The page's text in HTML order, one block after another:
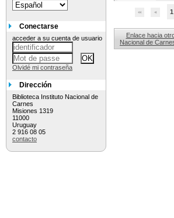
1
Enlace hacia
Nacional de
Conectarse
acceder a su cuenta de usuario
Olvidé mi contraseña
Dirección
Biblioteca Instituto Nacional de
Carnes
Misiones 1319
11000
Uruguay
2 916 08 05
contacto